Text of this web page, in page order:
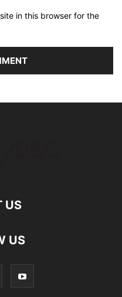
in this browser for the
US
US